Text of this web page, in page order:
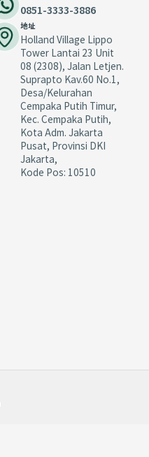
0851-3333-3886
地址
Holland Village Lippo
Tower Lantai 23 Unit
08 (2308), Jalan Letjen.
Suprapto Kav.60 No.1,
Desa/Kelurahan
Cempaka Putih Timur,
Kec. Cempaka Putih,
Kota Adm. Jakarta
Pusat, Provinsi DKI
Jakarta,
Kode Pos: 10510